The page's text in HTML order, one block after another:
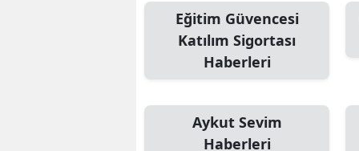
Eğitim Güvencesi
Katılım Sigortası
Haberleri
Aykut Sevim
Haberleri